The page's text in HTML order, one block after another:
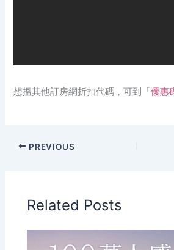
想搵其他訂房網折扣代碼，可到「優惠
PREVIOUS
Related Posts